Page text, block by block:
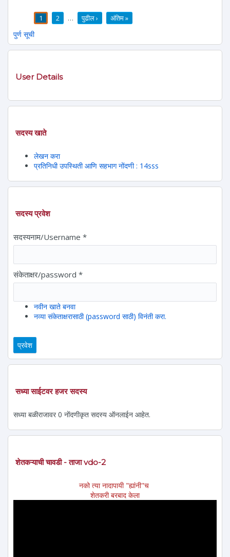
1 2 … पुढील › अंतिम »
पुर्ण सूची
User Details
सदस्य खाते
लेखन करा
प्रतिनिधी उपस्थिती आणि सहभाग नोंदणी : 14sss
सदस्य प्रवेश
सदस्यनाम/Username *
संकेताक्षर/password *
नवीन खाते बनवा
नव्या संकेताक्षरासाठी (password साठी) विनंती करा.
सध्या साईटवर हजर सदस्य
सध्या बळीराजावर 0 नोंदणीकृत सदस्य ऑनलाईन आहेत.
शेतकऱ्याची चावडी - ताजा vdo-2
नको त्या नादापायी "ह्यांनी"च
शेतकरी बरबाद केला